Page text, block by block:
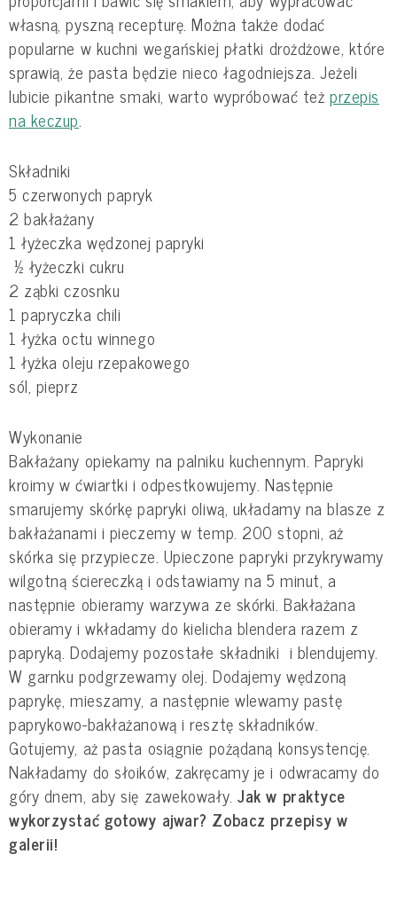
własną, pyszną recepturę. Można także dodać
popularne w kuchni wegańskiej płatki drożdżowe, które
sprawią, że pasta będzie nieco łagodniejsza. Jeżeli
lubicie pikantne smaki, warto wypróbować też przepis
na keczup.
Składniki
5 czerwonych papryk
2 bakłażany
1 łyżeczka wędzonej papryki
½ łyżeczki cukru
2 ząbki czosnku
1 papryczka chili
1 łyżka octu winnego
1 łyżka oleju rzepakowego
sól, pieprz
Wykonanie
Bakłażany opiekamy na palniku kuchennym. Papryki
kroimy w ćwiartki i odpestkowujemy. Następnie
smarujemy skórkę papryki oliwą, układamy na blasze z
bakłażanami i pieczemy w temp. 200 stopni, aż
skórka się przypiecze. Upieczone papryki przykrywamy
wilgotną ściereczką i odstawiamy na 5 minut, a
następnie obieramy warzywa ze skórki. Bakłażana
obieramy i wkładamy do kielicha blendera razem z
papryką. Dodajemy pozostałe składniki i blendujemy.
W garnku podgrzewamy olej. Dodajemy wędzoną
paprykę, mieszamy, a następnie wlewamy pastę
paprykowo-bakłażanową i resztę składników.
Gotujemy, aż pasta osiągnie pożądaną konsystencję.
Nakładamy do słoików, zakręcamy je i odwracamy do
góry dnem, aby się zawekowały.Jak w praktyce
wykorzystać gotowy ajwar? Zobacz przepisy w
galerii!